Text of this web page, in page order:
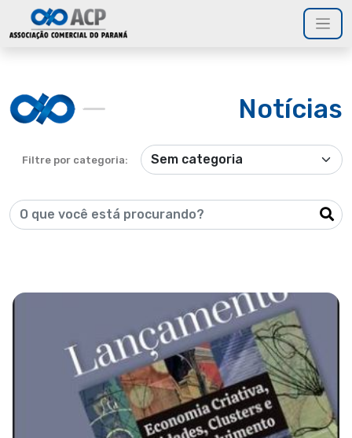
Notícias
Filtre por categoria: